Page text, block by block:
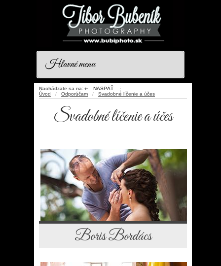
Hlavné menu
Nachádzate sa na:➜ NASPÄŤ
⋮
Úvod
/ Odporúčam / Svadobné líčenie a účes
Svadobné líčenie a účes
Boris Bordács